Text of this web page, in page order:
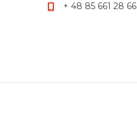
+ 48 85 661 28 66